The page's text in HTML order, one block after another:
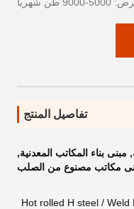
تفاصيل المنتج
, مبنى بناء المكاتب المعدنية,
مكاتب مصنوع من الصلب
Hot rolled H steel / Weld